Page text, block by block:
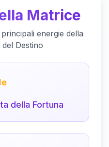
Matrice
energie della
Destino
della Fortuna